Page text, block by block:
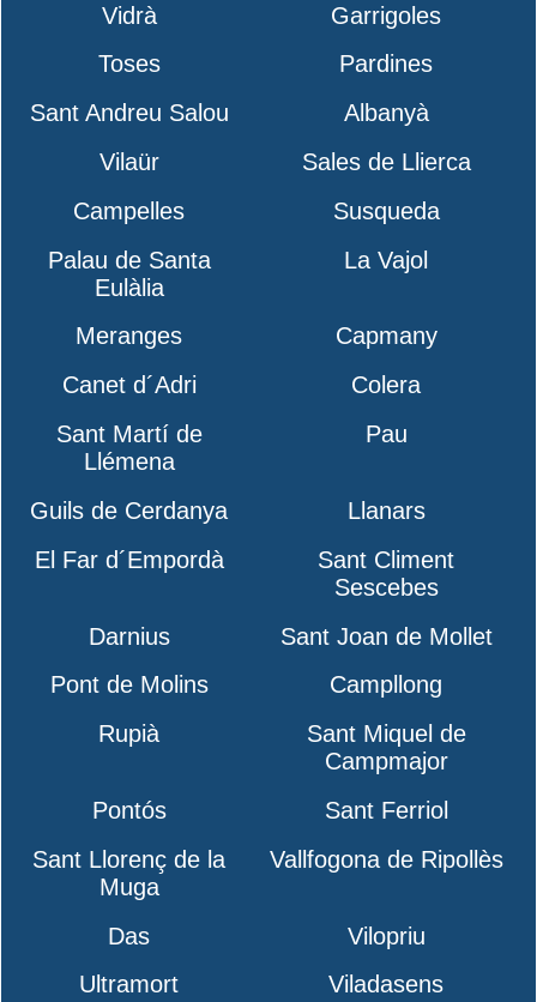
Vidrà
Garrigoles
Toses
Pardines
Sant Andreu Salou
Albanyà
Vilaür
Sales de Llierca
Campelles
Susqueda
Palau de Santa
Eulàlia
La Vajol
Meranges
Capmany
Canet d´Adri
Colera
Sant Martí de
Llémena
Pau
Guils de Cerdanya
Llanars
El Far d´Empordà
Sant Climent
Sescebes
Darnius
Sant Joan de Mollet
Pont de Molins
Campllong
Rupià
Sant Miquel de
Campmajor
Pontós
Sant Ferriol
Sant Llorenç de la
Muga
Vallfogona de Ripollès
Das
Vilopriu
Ultramort
Viladasens